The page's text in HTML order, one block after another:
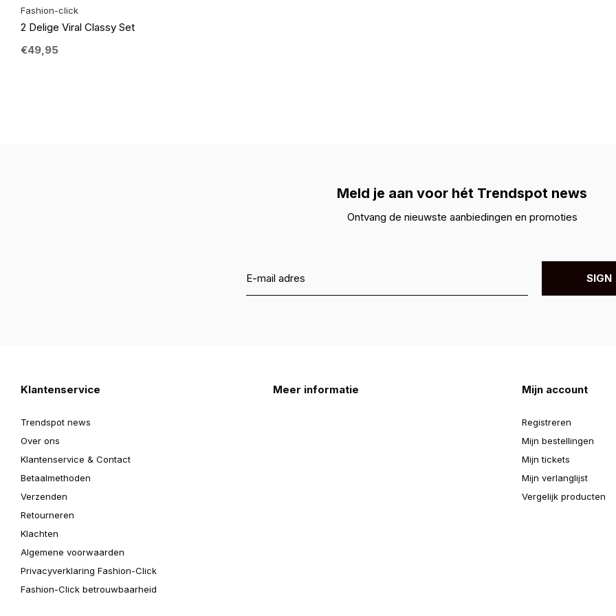
Fashion-click
2 Delige Viral Classy Set
€49,95
Meld je aan voor hét Trendspot news
Ontvang de nieuwste aanbiedingen en promoties
SIGN
Klantenservice
Trendspot news
Over ons
Klantenservice & Contact
Betaalmethoden
Verzenden
Retourneren
Klachten
Algemene voorwaarden
Privacyverklaring Fashion-Click
Fashion-Click betrouwbaarheid
Meer informatie Mijn account
Registreren
Mijn bestellingen
Mijn tickets
Mijn verlanglijst
Vergelijk producten